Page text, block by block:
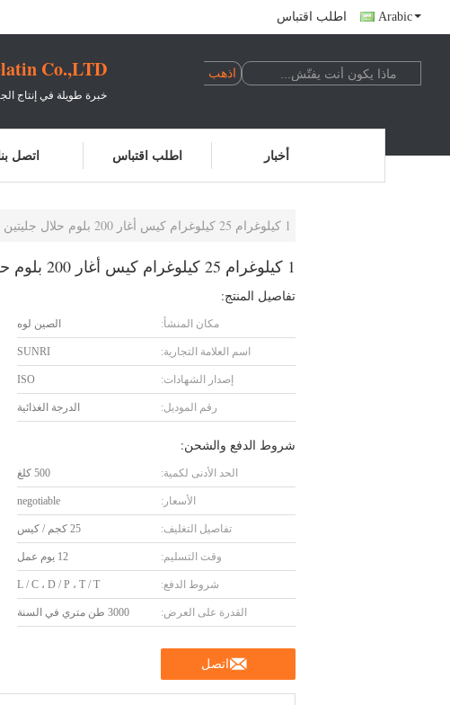
اطلب اقتباس Arabic
Co.,LTD.
خبرة طويلة في إنتاج
اتصل اطلب اقتباس أخبار
1 كيلوغرام 25 كيلوغرام كيس أغار 200 بلوم حلال جليتين مسحوق
1 كيلوغرام 25 كيلوغرام كيس أغار 200 بلوم حلال جليتين مسحوق
تفاصيل المنتج:
مكان المنشأ: الصين لوه
اسم العلامة التجارية: SUNRI
إصدار الشهادات: ISO
رقم الموديل: الدرجة الغذائية
شروط الدفع والشحن:
الحد الأدنى لكمية: 500 كلغ
الأسعار: negotiable
تفاصيل التغليف: 25 كجم / كيس
وقت التسليم: 12 يوم عمل
شروط الدفع: L / C ، D / P ، T / T
القدرة على العرض: 3000 طن متري في السنة
اتصل